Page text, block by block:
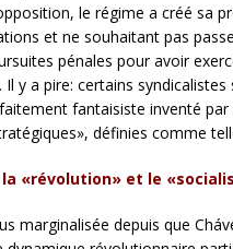
le régime a créé sa
et ne souhaitant pas
pénales pour avoir
y a pire: certains
fantaisiste inventé
définies comme
«révolution» et le
marginalisée depuis que